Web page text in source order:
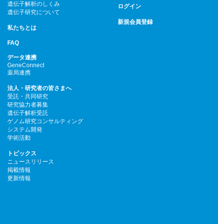
遺伝子解析のしくみ
遺伝子研究について
私たちとは
FAQ
データ連携
GeneConnect
薬局連携
法人・研究者の皆さまへ
受託・共同研究
研究協力者募集
遺伝子解析受託
ゲノム研究コンサルティング
システム開発
学術活動
トピックス
ニュースリリース
掲載情報
更新情報
ログイン
新規会員登録